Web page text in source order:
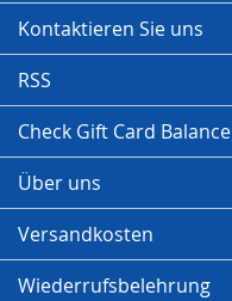
Kontaktieren Sie uns
RSS
Check Gift Card Balance
Über uns
Versandkosten
Wiederrufsbelehrung